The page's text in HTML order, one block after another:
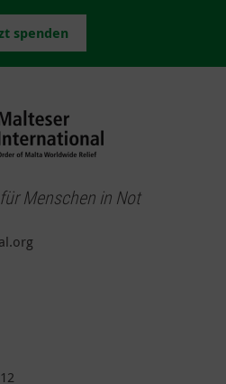
spenden
Menschen in Not